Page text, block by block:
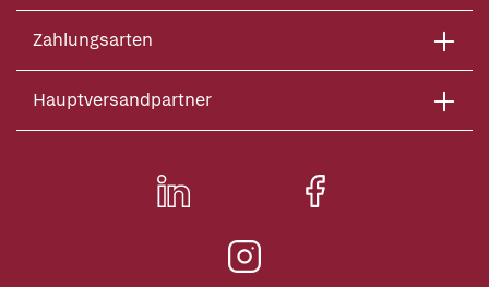
Zahlungsarten
Hauptversandpartner